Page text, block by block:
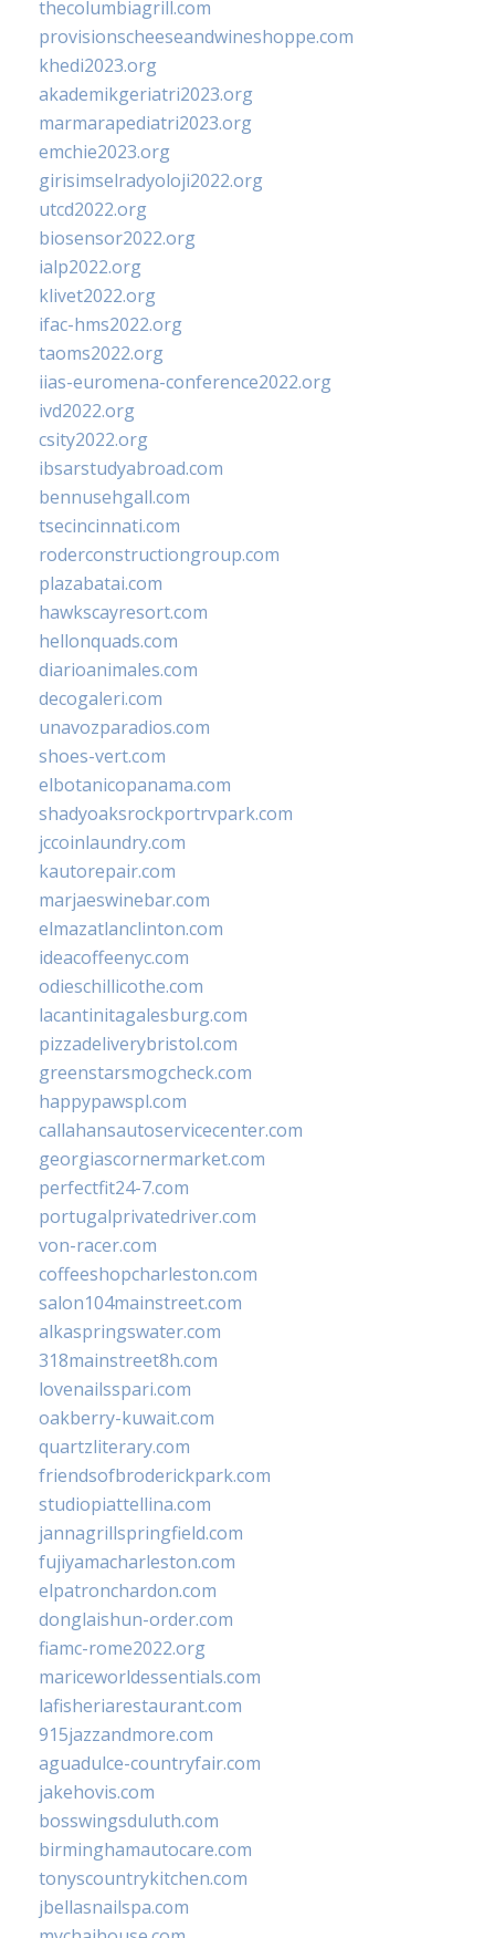
thecolumbiagrill.com
provisionscheeseandwineshoppe.com
khedi2023.org
akademikgeriatri2023.org
marmarapediatri2023.org
emchie2023.org
girisimselradyoloji2022.org
utcd2022.org
biosensor2022.org
ialp2022.org
klivet2022.org
ifac-hms2022.org
taoms2022.org
iias-euromena-conference2022.org
ivd2022.org
csity2022.org
ibsarstudyabroad.com
bennusehgall.com
tsecincinnati.com
roderconstructiongroup.com
plazabatai.com
hawkscayresort.com
hellonquads.com
diarioanimales.com
decogaleri.com
unavozparadios.com
shoes-vert.com
elbotanicopanama.com
shadyoaksrockportrvpark.com
jccoinlaundry.com
kautorepair.com
marjaeswinebar.com
elmazatlanclinton.com
ideacoffeenyc.com
odieschillicothe.com
lacantinitagalesburg.com
pizzadeliverybristol.com
greenstarsmogcheck.com
happypawspl.com
callahansautoservicecenter.com
georgiascornermarket.com
perfectfit24-7.com
portugalprivatedriver.com
von-racer.com
coffeeshopcharleston.com
salon104mainstreet.com
alkaspringswater.com
318mainstreet8h.com
lovenailsspari.com
oakberry-kuwait.com
quartzliterary.com
friendsofbroderickpark.com
studiopiattellina.com
jannagrillspringfield.com
fujiyamacharleston.com
elpatronchardon.com
donglaishun-order.com
fiamc-rome2022.org
mariceworldessentials.com
lafisheriarestaurant.com
915jazzandmore.com
aguadulce-countryfair.com
jakehovis.com
bosswingsduluth.com
birminghamautocare.com
tonyscountrykitchen.com
jbellasnailspa.com